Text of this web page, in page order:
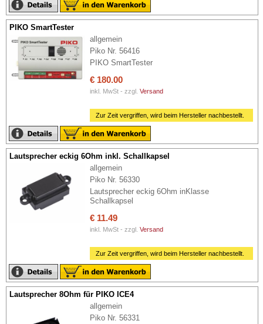
PIKO SmartTester
allgemein
Piko Nr. 56416
PIKO SmartTester
€ 180.00
inkl. MwSt - zzgl. Versand
Zur Zeit vergriffen, wird beim Hersteller nachbestellt.
Lautsprecher eckig 6Ohm inkl. Schallkapsel
allgemein
Piko Nr. 56330
Lautsprecher eckig 6Ohm inKlasse
Schallkapsel
€ 11.49
inkl. MwSt - zzgl. Versand
Zur Zeit vergriffen, wird beim Hersteller nachbestellt.
Lautsprecher 8Ohm für PIKO ICE4
allgemein
Piko Nr. 56331